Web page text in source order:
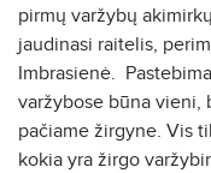
pirmų varžybų
jaudinasi raitelis,
Imbrasienė.
varžybose būna vieni,
pačiame žirgyne. Vis
kokia yra žirgo